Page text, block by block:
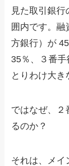
見た取引銀
囲内です。
方銀行）が
35％、３番手
とりわけ大き
ではなぜ、２
るのか？
それは、メイ